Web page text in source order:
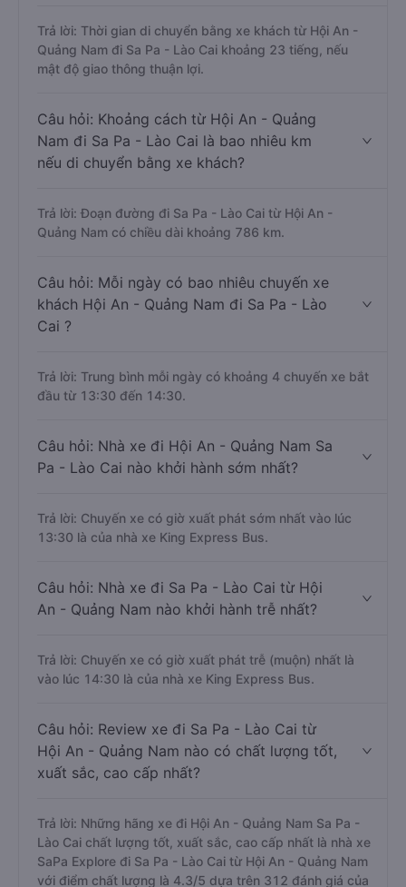
Trả lời: Thời gian di chuyển bằng xe khách từ Hội An -
Quảng Nam đi Sa Pa - Lào Cai khoảng 23 tiếng, nếu
mật độ giao thông thuận lợi.
Câu hỏi: Khoảng cách từ Hội An - Quảng
Nam đi Sa Pa - Lào Cai là bao nhiêu km
nếu di chuyển bằng xe khách?
Trả lời: Đoạn đường đi Sa Pa - Lào Cai từ Hội An -
Quảng Nam có chiều dài khoảng 786 km.
Câu hỏi: Mỗi ngày có bao nhiêu chuyến xe
khách Hội An - Quảng Nam đi Sa Pa - Lào
Cai ?
Trả lời: Trung bình mỗi ngày có khoảng 4 chuyến xe bắt
đầu từ 13:30 đến 14:30.
Câu hỏi: Nhà xe đi Hội An - Quảng Nam Sa
Pa - Lào Cai nào khởi hành sớm nhất?
Trả lời: Chuyến xe có giờ xuất phát sớm nhất vào lúc
13:30 là của nhà xe King Express Bus.
Câu hỏi: Nhà xe đi Sa Pa - Lào Cai từ Hội
An - Quảng Nam nào khởi hành trễ nhất?
Trả lời: Chuyến xe có giờ xuất phát trễ (muộn) nhất là
vào lúc 14:30 là của nhà xe King Express Bus.
Câu hỏi: Review xe đi Sa Pa - Lào Cai từ
Hội An - Quảng Nam nào có chất lượng tốt,
xuất sắc, cao cấp nhất?
Trả lời: Những hãng xe đi Hội An - Quảng Nam Sa Pa -
Lào Cai chất lượng tốt, xuất sắc, cao cấp nhất là nhà xe
SaPa Explore đi Sa Pa - Lào Cai từ Hội An - Quảng Nam
với điểm chất lượng là 4.3/5 dựa trên 312 đánh giá của